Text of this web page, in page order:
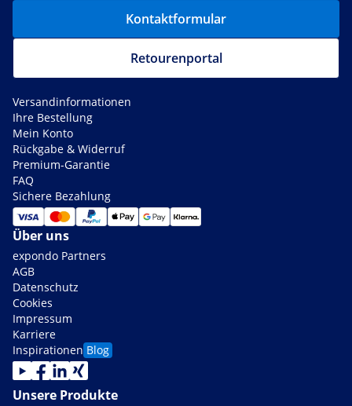
Kontaktformular
Retourenportal
Versandinformationen
Ihre Bestellung
Mein Konto
Rückgabe & Widerruf
Premium-Garantie
FAQ
Sichere Bezahlung
Über uns
expondo Partners
AGB
Datenschutz
Cookies
Impressum
Karriere
Inspirationen Blog
Unsere Produkte